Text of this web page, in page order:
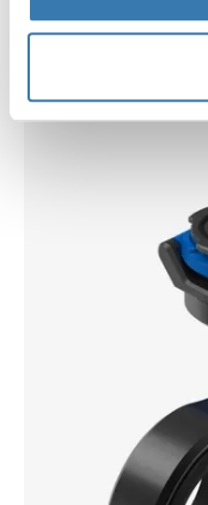
Välj ett skal